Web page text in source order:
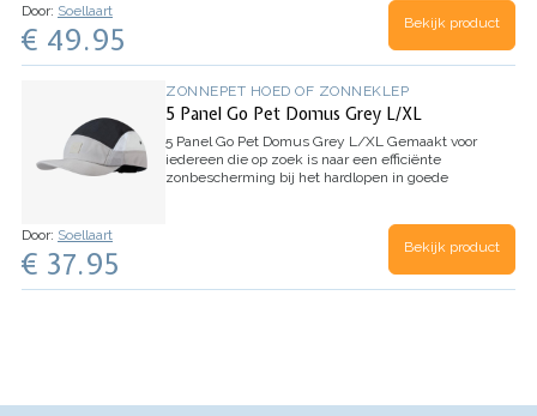
Door: Soellaart
€ 49.95 Bekijk product
ZONNEPET HOED OF ZONNEKLEP
5 Panel Go Pet Domus Grey L/XL
5 Panel Go Pet Domus Grey L/XL Gemaakt voor
iedereen die op zoek is naar een efficiënte
zonbescherming bij het hardlopen in goede
Door: Soellaart
€ 37.95 Bekijk product